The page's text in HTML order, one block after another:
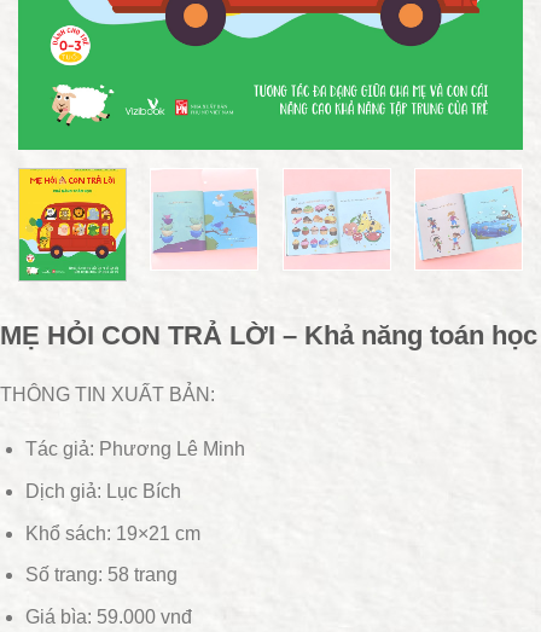
MẸ HỎI CON TRẢ LỜI – Khả năng toán học
THÔNG TIN XUẤT BẢN:
Tác giả: Phương Lê Minh
Dịch giả: Lục Bích
Khổ sách: 19×21 cm
Số trang: 58 trang
Giá bìa: 59.000 vnđ